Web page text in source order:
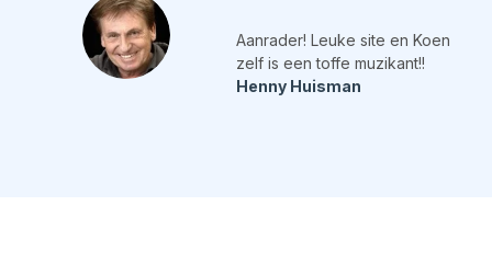
Aanrader! Leuke site en Koen
zelf is een toffe muzikant!!
Henny Huisman